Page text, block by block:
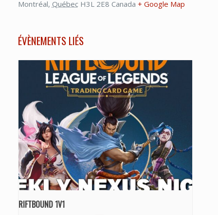
Montréal, Québec H3L 2E8 Canada + Google Map
ÉVÈNEMENTS LIÉS
RIFTBOUND 1V1